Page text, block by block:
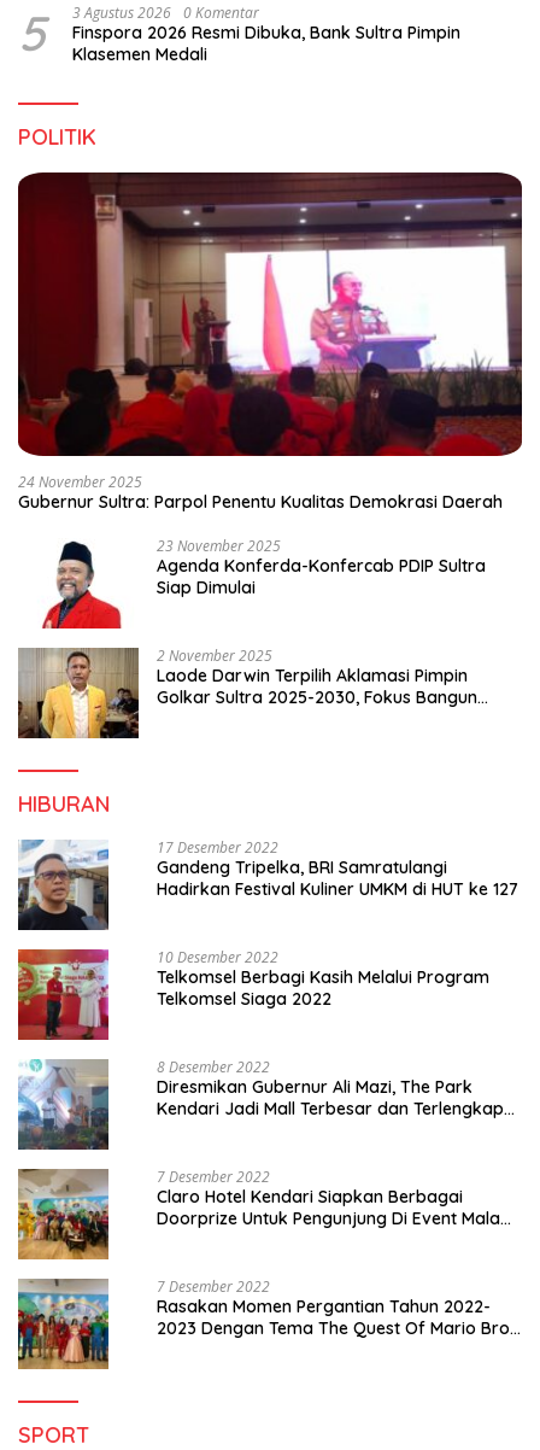
5 3 Agustus 2026 0 Komentar
Finspora 2026 Resmi Dibuka, Bank Sultra Pimpin
Klasemen Medali
POLITIK
24 November 2025
Gubernur Sultra: Parpol Penentu Kualitas Demokrasi Daerah
23 November 2025
Agenda Konferda-Konfercab PDIP Sultra
Siap Dimulai
2 November 2025
Laode Darwin Terpilih Aklamasi Pimpin
Golkar Sultra 2025-2030, Fokus Bangun
HIBURAN
17 Desember 2022
Gandeng Tripelka, BRI Samratulangi
Hadirkan Festival Kuliner UMKM di HUT ke 127
10 Desember 2022
Telkomsel Berbagi Kasih Melalui Program
Telkomsel Siaga 2022
8 Desember 2022
Diresmikan Gubernur Ali Mazi, The Park
Kendari Jadi Mall Terbesar dan Terlengkap
7 Desember 2022
Claro Hotel Kendari Siapkan Berbagai
Doorprize Untuk Pengunjung Di Event Malam
7 Desember 2022
Rasakan Momen Pergantian Tahun 2022-
2023 Dengan Tema The Quest Of Mario Bros
SPORT